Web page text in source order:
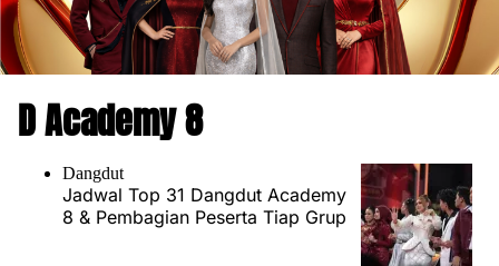
D Academy 8
Dangdut
Jadwal Top 31 Dangdut Academy
8 & Pembagian Peserta Tiap Grup